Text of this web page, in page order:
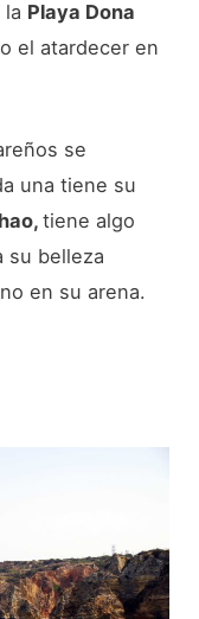
la Playa Dona
el atardecer en
se
una tiene su
tiene algo
su belleza
en su arena.